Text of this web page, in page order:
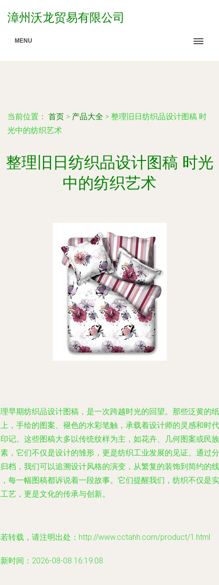
漳州沃龙贸易有限公司
MENU
当前位置： 首页 > 产品大全 > 整理旧日纺织品设计图稿 时
光中的纺织艺术
整理旧日纺织品设计图稿 时光
中的纺织艺术
早期纺织品设计图稿，是一次跨越时光的回望。那些泛黄的纸
，手绘的图案、褪色的水彩笔触，承载着设计师的灵感和时代
记。这些图稿大多以传统纹样为主，如花卉、几何图案或民族
，它们不仅是设计的雏形，更是纺织工业发展的见证。通过分
档，我们可以追溯设计风格的演变，从繁复的装饰到简约的线
每一幅图稿都诉说着一段故事。它们提醒我们，纺织不仅是实
艺，更是文化的传承与创新。
转载，请注明出处：http://www.cctahh.com/product/1.html
时间：2026-08-08 16:19:08